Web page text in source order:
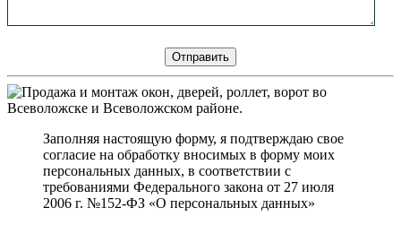
Заполняя настоящую форму, я подтверждаю свое
согласие на обработку вносимых в форму моих
персональных данных, в соответствии с
требованиями Федерального закона от 27 июля
2006 г. №152-ФЗ «О персональных данных»